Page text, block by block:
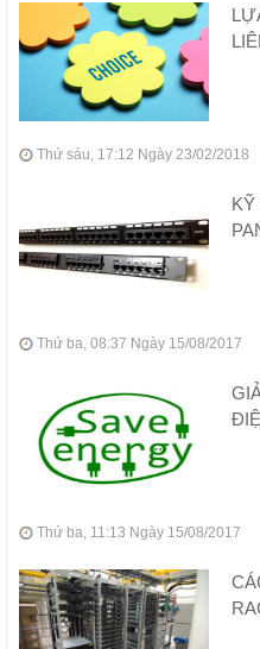
Thứ sáu, 17:12 Ngày 23/02/2018
KỸ
Thứ ba, 08:37 Ngày 15/08/2017
Thứ ba, 11:13 Ngày 15/08/2017